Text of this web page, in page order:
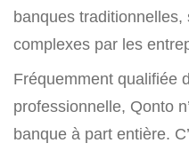
banques
complexes par les
Fréquemment qualifiée
professionnelle, Qonto
banque à part entière.